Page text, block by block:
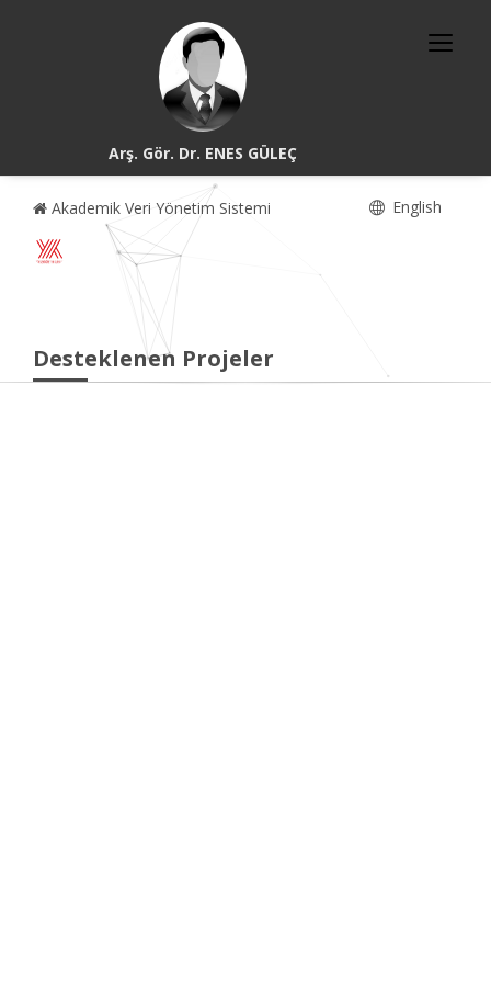
Arş. Gör. Dr. ENES GÜLEÇ
Akademik Veri Yönetim Sistemi English
Desteklenen Projeler